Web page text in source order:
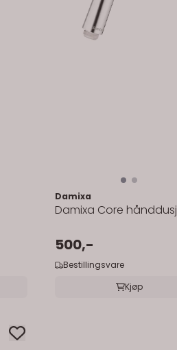
Damixa
Damixa Core hånddusj
500,-
Bestillingsvare
Kjøp